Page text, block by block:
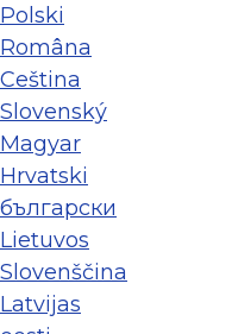
Polski
Româna
Ceština
Slovenský
Magyar
Hrvatski
български
Lietuvos
Slovenščina
Latvijas